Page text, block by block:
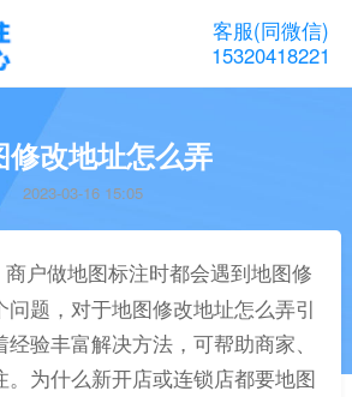
客服(同微信)
15320418221
修改地址怎么弄
2023-03-16 15:05
户做地图标注时都会遇到地图修
问题，对于地图修改地址怎么弄引
验丰富解决方法，可帮助商家、
。为什么新开店或连锁店都要地图